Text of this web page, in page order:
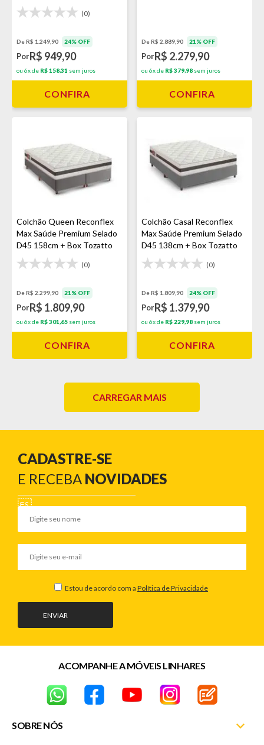
Cinza
(0)
De R$ 1.249,90 24% OFF
PorR$ 949,90
ou 6x de R$ 158,31 sem juros
CONFIRA
De R$ 2.889,90 21% OFF
PorR$ 2.279,90
ou 6x de R$ 379,98 sem juros
CONFIRA
Colchão Queen Reconflex
Max Saúde Premium Selado
D45 158cm + Box Tozatto
Uni Cinza
(0)
De R$ 2.299,90 21% OFF
PorR$ 1.809,90
ou 6x de R$ 301,65 sem juros
CONFIRA
Colchão Casal Reconflex
Max Saúde Premium Selado
D45 138cm + Box Tozatto
Uni Cinza
(0)
De R$ 1.809,90 24% OFF
PorR$ 1.379,90
ou 6x de R$ 229,98 sem juros
CONFIRA
CARREGAR MAIS
CADASTRE-SE
E RECEBA NOVIDADES
ENVIAR
Estou de acordo com a Política de Privacidade
SOBRE NÓS
ACOMPANHE A MÓVEIS LINHARES